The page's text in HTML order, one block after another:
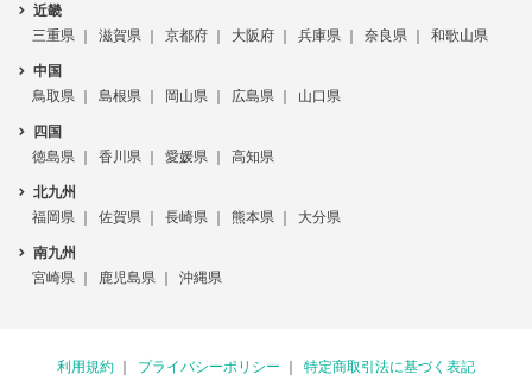
近畿
三重県
滋賀県 京都府 大阪府 兵庫県 奈良県 和歌山県
中国
鳥取県
島根県 岡山県 広島県 山口県
四国
徳島県
香川県 愛媛県 高知県
北九州
福岡県
佐賀県 長崎県 熊本県 大分県
南九州
宮崎県
鹿児島県 沖縄県
利用規約 プライバシーポリシー
特定商取引法に基づく表記